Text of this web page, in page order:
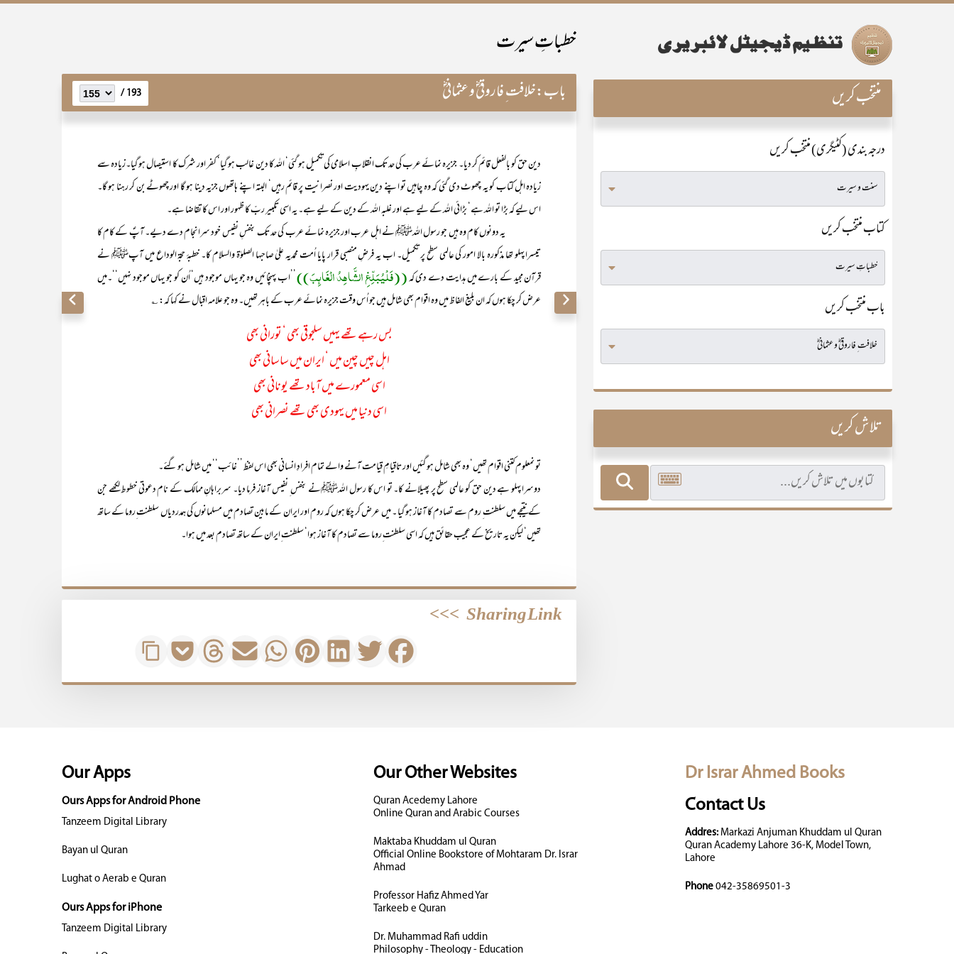
خطباتِ سیرت
باب:خلافت ِ فاروقیؓ و عثمانیؓ 193 /
دین حق کو بالفعل قائم کر دیا۔ جزیرہ نمائے عرب کی حد تک انقلابِ اسلامی کی تکمیل ہو گئی‘ اللہ کا دین غالب ہو گیا‘ کفر اور شرک کا استیصال ہو گیا۔زیادہ سے
زیادہ اہل کتاب کو یہ چھوٹ دی گئی کہ وہ چاہیں تو اپنے دین یہودیت اور نصرانیت پر قائم رہیں‘ البتہ اپنے ہاتھوں جزیہ دینا ہو گا اور چھوٹے بن کر رہنا ہو گا۔
اس لیے کہ بڑا تو اللہ ہے‘ بڑائی اللہ کے لیے ہے اور غلبہ اللہ کے دین کے لیے ہے۔ یہ اسی تکبیر ربّ کا ظہور اور اس کا تقاضا ہے۔
یہ دونوں کام وہ ہیں جو رسول اللہﷺ نے اہل عرب اور جزیرہ نمائے عرب کی حد تک بنفسِ نفیس خود سرانجام دے دیے۔ آپؐ کے کام کا
تیسرا پہلو تھا مذکورہ بالا امور کی عالمی سطح پر تکمیل۔ اب یہ فرضِ منصبی قرار پایا اُمت محمدیہ علیٰ صاحبہا الصلوٰۃ والسلام کا۔ خطبۂ حجۃ الوداع میں آپﷺ نے
قرآن مجید کے بارے میں ہدایت دے دی کہ((فَلْیُبَلِّغِ الشَّاھِدُ الْغَائِبَ))’’اب پہنچائیں وہ جو یہاں موجود ہیں‘ اُن کو جو یہاں موجود نہیں‘‘۔میں
عرض کر چکا ہوں کہ ان بلیغ الفاظ میں وہ اقوام بھی شامل ہیں جو اُس وقت جزیرہ نمائے عرب کے باہر تھیں۔ وہ جو علامہ اقبال نے کہا کہ: ؎
بس رہے تھے یہیں سلجوقی بھی ‘ تورانی بھی
اہل چیں چین میں ‘ ایران میں ساسانی بھی
اسی معمورے میں آباد تھے یونانی بھی
اسی دنیا میں یہودی بھی تھے نصرانی بھی
تو نمعلوم کتنی اقوام تھیں‘ وہ بھی شامل ہو گئیں اور تاقیامِ قیامت آنے والے تمام افرادِ انسانی بھی اس لفظ ’’غائب‘‘ میں شامل ہو گئے۔
دوسرا پہلو ہے دین حق کو عالمی سطح پر پھیلانے کا۔ تو اس کا رسول اللہﷺنے بنفس ِ نفیس آغاز فرما دیا۔ سربراہانِ ممالک کے نام دعوتی خطوط لکھے جن
کے نتیجے میں سلطنت ِ روم سے تصادم کا آغاز ہو گیا ۔ میں عرض کر چکا ہوں کہ روم اور ایران کے مابین تصادم میں مسلمانوں کی ہمدردیاں سلطنت ِروما کے ساتھ
تھیں‘ لیکن یہ تاریخ کے عجیب حقائق ہیں کہ اسی سلطنت ِروما سے تصادم کا آغاز ہوا‘ سلطنت ِایران کے ساتھ تصادم بعد میں ہوا۔
Sharing Link
>>>
منتخب کریں
درجہ بندی (کٹیگری) منتخب کریں
کتاب منتخب کریں
باب منتخب کریں
تلاش کریں
Dr Israr Ahmed Books
Contact Us
Addres:Markazi Anjuman Khuddam ul Quran
Quran Academy Lahore 36-K, Model Town,
Lahore
Phone 042-35869501-3
Our Other Websites
Quran Acedemy Lahore
Online Quran and Arabic Courses
Maktaba Khuddam ul Quran
Official Online Bookstore of Mohtaram Dr. Israr
Ahmad
Professor Hafiz Ahmed Yar
Tarkeeb e Quran
Dr. Muhammad Rafi uddin
Philosophy - Theology - Education
Our Apps
Ours Apps for Android Phone
Tanzeem Digital Library
Bayan ul Quran
Lughat o Aerab e Quran
Ours Apps for iPhone
Tanzeem Digital Library